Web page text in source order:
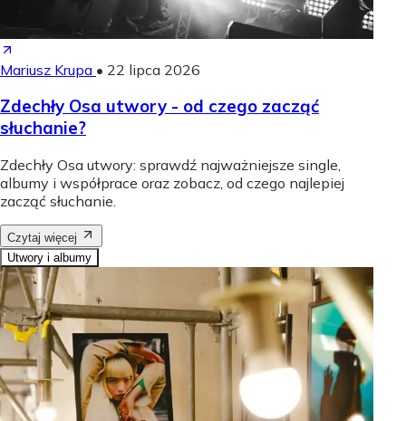
Mariusz Krupa • 22 lipca 2026
Zdechły Osa utwory - od czego zacząć
słuchanie?
Zdechły Osa utwory: sprawdź najważniejsze single,
albumy i współprace oraz zobacz, od czego najlepiej
zacząć słuchanie.
Czytaj więcej
Utwory i albumy